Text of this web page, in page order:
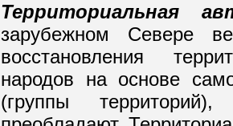
Территориальная
зарубежном Севере
восстановления
народов на основе
(группы